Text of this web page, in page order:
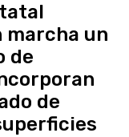
marcha un
de
de